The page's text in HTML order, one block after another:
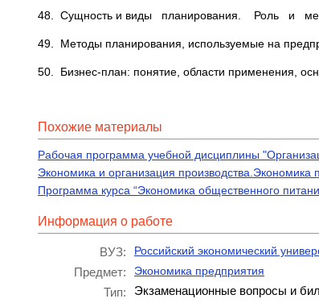
48. Сущность и виды планирования. Роль и
49. Методы планирования, используемые на
50. Бизнес-план: понятие, области применения,
Похожие материалы
Рабочая программа учебной дисциплины
Экономика и организация производства.Экономика
Программа курса “Экономика общественного
Информация о работе
ВУЗ: Российский экономический
Предмет: Экономика предприятия
Тип:
Экзаменационные вопросы и